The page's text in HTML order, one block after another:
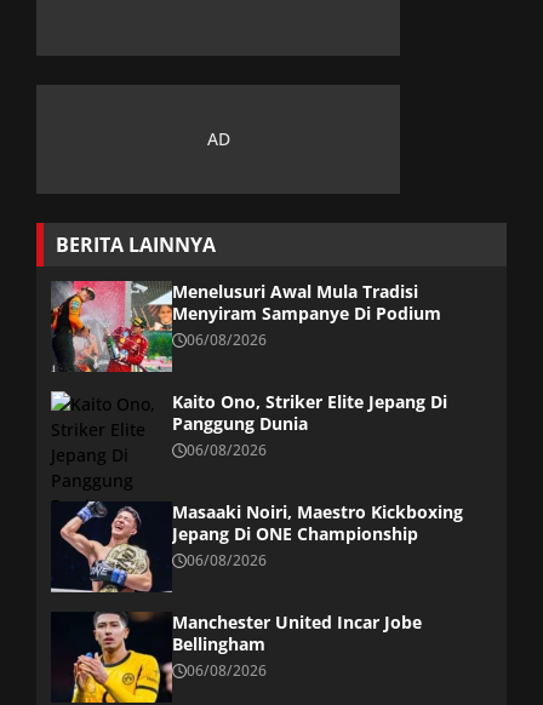
BERITA LAINNYA
Menelusuri Awal Mula Tradisi
Menyiram Sampanye Di Podium
06/08/2026
Kaito Ono, Striker Elite Jepang Di
Panggung Dunia
06/08/2026
Masaaki Noiri, Maestro Kickboxing
Jepang Di ONE Championship
06/08/2026
Manchester United Incar Jobe
Bellingham
06/08/2026